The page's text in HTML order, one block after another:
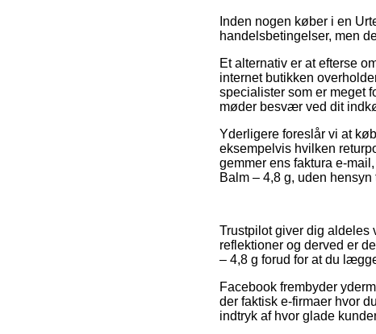
Inden nogen køber i en
handelsbetingelser, men
Et alternativ er at efterse
internet butikken
specialister som er meget
møder besvær ved dit
Yderligere foreslår vi at
eksempelvis hvilken
gemmer ens faktura e-
Balm – 4,8 g, uden
Trustpilot giver dig
reflektioner og derved er
– 4,8 g forud for at du
Facebook frembyder
der faktisk e-firmaer hvor
indtryk af hvor glade